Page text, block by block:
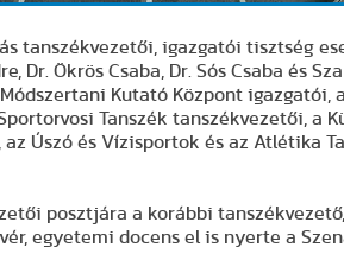
tanszékvezetői, igazgatói tisztség
Dr. Ökrös Csaba, Dr. Sós Csaba és
Kutató Központ igazgatói,
Tanszék tanszékvezetői, a
az Úszó és Vízisportok és az Atlétika
posztjára a korábbi
egyetemi docens el is nyerte a